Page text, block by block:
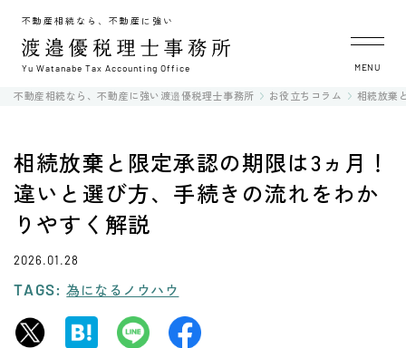
不動産相続なら、不動産に強い
Yu Watanabe Tax Accounting Office MENU
不動産相続なら、不動産に強い渡邉優税理士事務所 お役立ちコラム 相続放棄
相続放棄と限定承認の期限は3ヵ月！
違いと選び方、手続きの流れをわか
りやすく解説
2026.01.28
TAGS: 為になるノウハウ